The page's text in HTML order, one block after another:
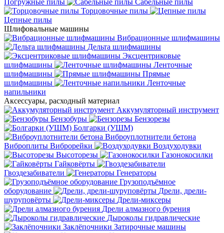
Погружные пилы
Сабельные пилы
Торцовочные пилы
Цепные пилы
Шлифовальные машины
Вибрационные шлифмашины
Дельта шлифмашины
Эксцентриковые
шлифмашины
Ленточные
шлифмашины
Прямые
шлифмашины
Ленточные
напильники
Аксессуары, расходный материал
Аккумуляторный инструмент
Бензобуры
Бензорезы
Болгарки (УШМ)
Виброуплотнители бетона
Виброплиты Виброрейки
Воздуходувки
Высоторезы
Газонокосилки
Гайковёрты
Гвоздезабиватели
Генераторы
Грузоподъёмное
оборудование
Дрели, дрели-
шуруповёрты
Дрели-миксеры
Дрели алмазного бурения
Дыроколы гидравлические
Заклёпочники Затирочные машины